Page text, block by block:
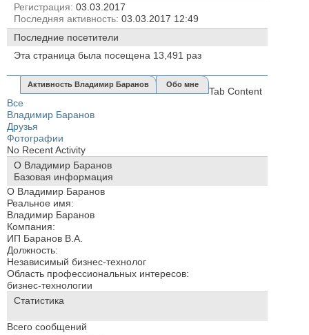
Регистрация 03.03.2017
Последняя активность 03.03.2017 12:49
Последние посетители
Эта страница была посещена 13,491 раз
Активность Владимир Баранов Обо мне
Tab Content
Все
Владимир Баранов
Друзья
Фотографии
No Recent Activity
О Владимир Баранов
Базовая информация
О Владимир Баранов
Реальное имя:
Владимир Баранов
Компания:
ИП Баранов В.А.
Должность:
Независимый бизнес-технолог
Область профессиональных интересов:
бизнес-технологии
Статистика
Всего сообщений